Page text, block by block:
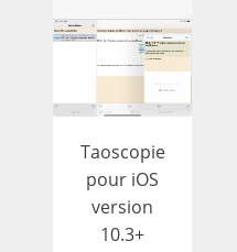
Taoscopie
pour iOS
version
10.3+